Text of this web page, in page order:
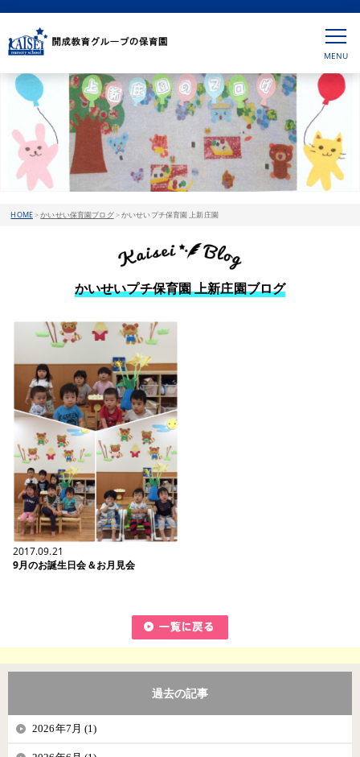
HOME>かいせい保育園ブログ>かいせいプチ保育園 上新庄園
かいせいプチ保育園 上新庄園ブログ
2017.09.21
9月のお誕生日会＆お月見会
過去の記事
2026年7月 (1)